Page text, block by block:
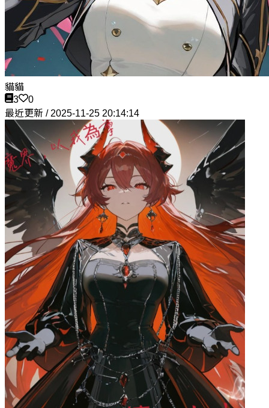
貓貓
3
0
最近更新 / 2025-11-25 20:14:14